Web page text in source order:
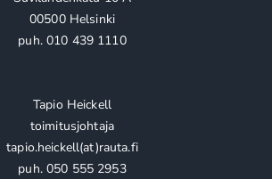
00500 Helsinki
puh. 010 439 1110
Tapio Heickell
toimitusjohtaja
tapio.heickell(at)rauta.fi
puh. 050 555 2953